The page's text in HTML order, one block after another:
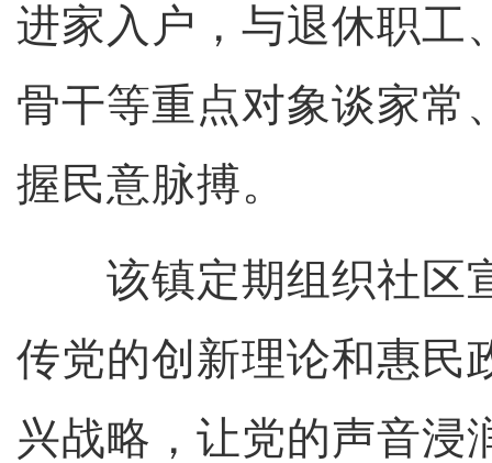
进家入户，与退休职工
骨干等重点对象谈家常
握民意脉搏。
该镇定期组织社区
传党的创新理论和惠民
兴战略，让党的声音浸